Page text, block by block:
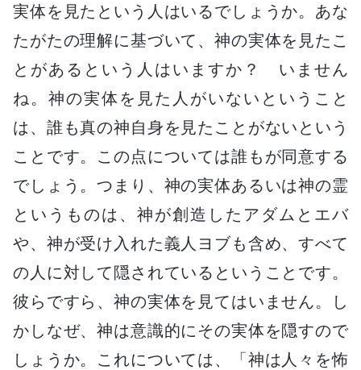
実体を見たという人はいるでしょうか。あな
たがたの理解に基づいて、神の実体を見たこ
とがあるという人はいますか？ いません
ね。神の実体を見た人がいないということ
は、誰も真の神自身を見たことがないという
ことです。この点については誰もが同意する
でしょう。つまり、神の実体あるいは神の霊
というものは、神が創造したアダムとエバ
や、神が受け入れた義人ヨブも含め、すべて
の人に対して隠されているということです。
彼らですら、神の実体を見てはいません。し
かしなぜ、神は意識的にその実体を隠すので
しょうか。これについては、「神は人々を怖